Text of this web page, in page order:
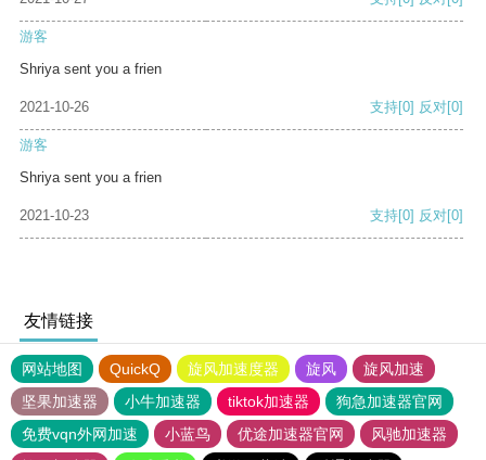
游客
Shriya sent you a frien
2021-10-26 支持[0] 反对[0]
游客
Shriya sent you a frien
2021-10-23 支持[0] 反对[0]
友情链接
网站地图 QuickQ 旋风加速度器 旋风
旋风加速
坚果加速器
小牛加速器 tiktok加速器
狗急加速器官网
免费vqn外网加速
小蓝鸟 优途加速器官网
风驰加速器